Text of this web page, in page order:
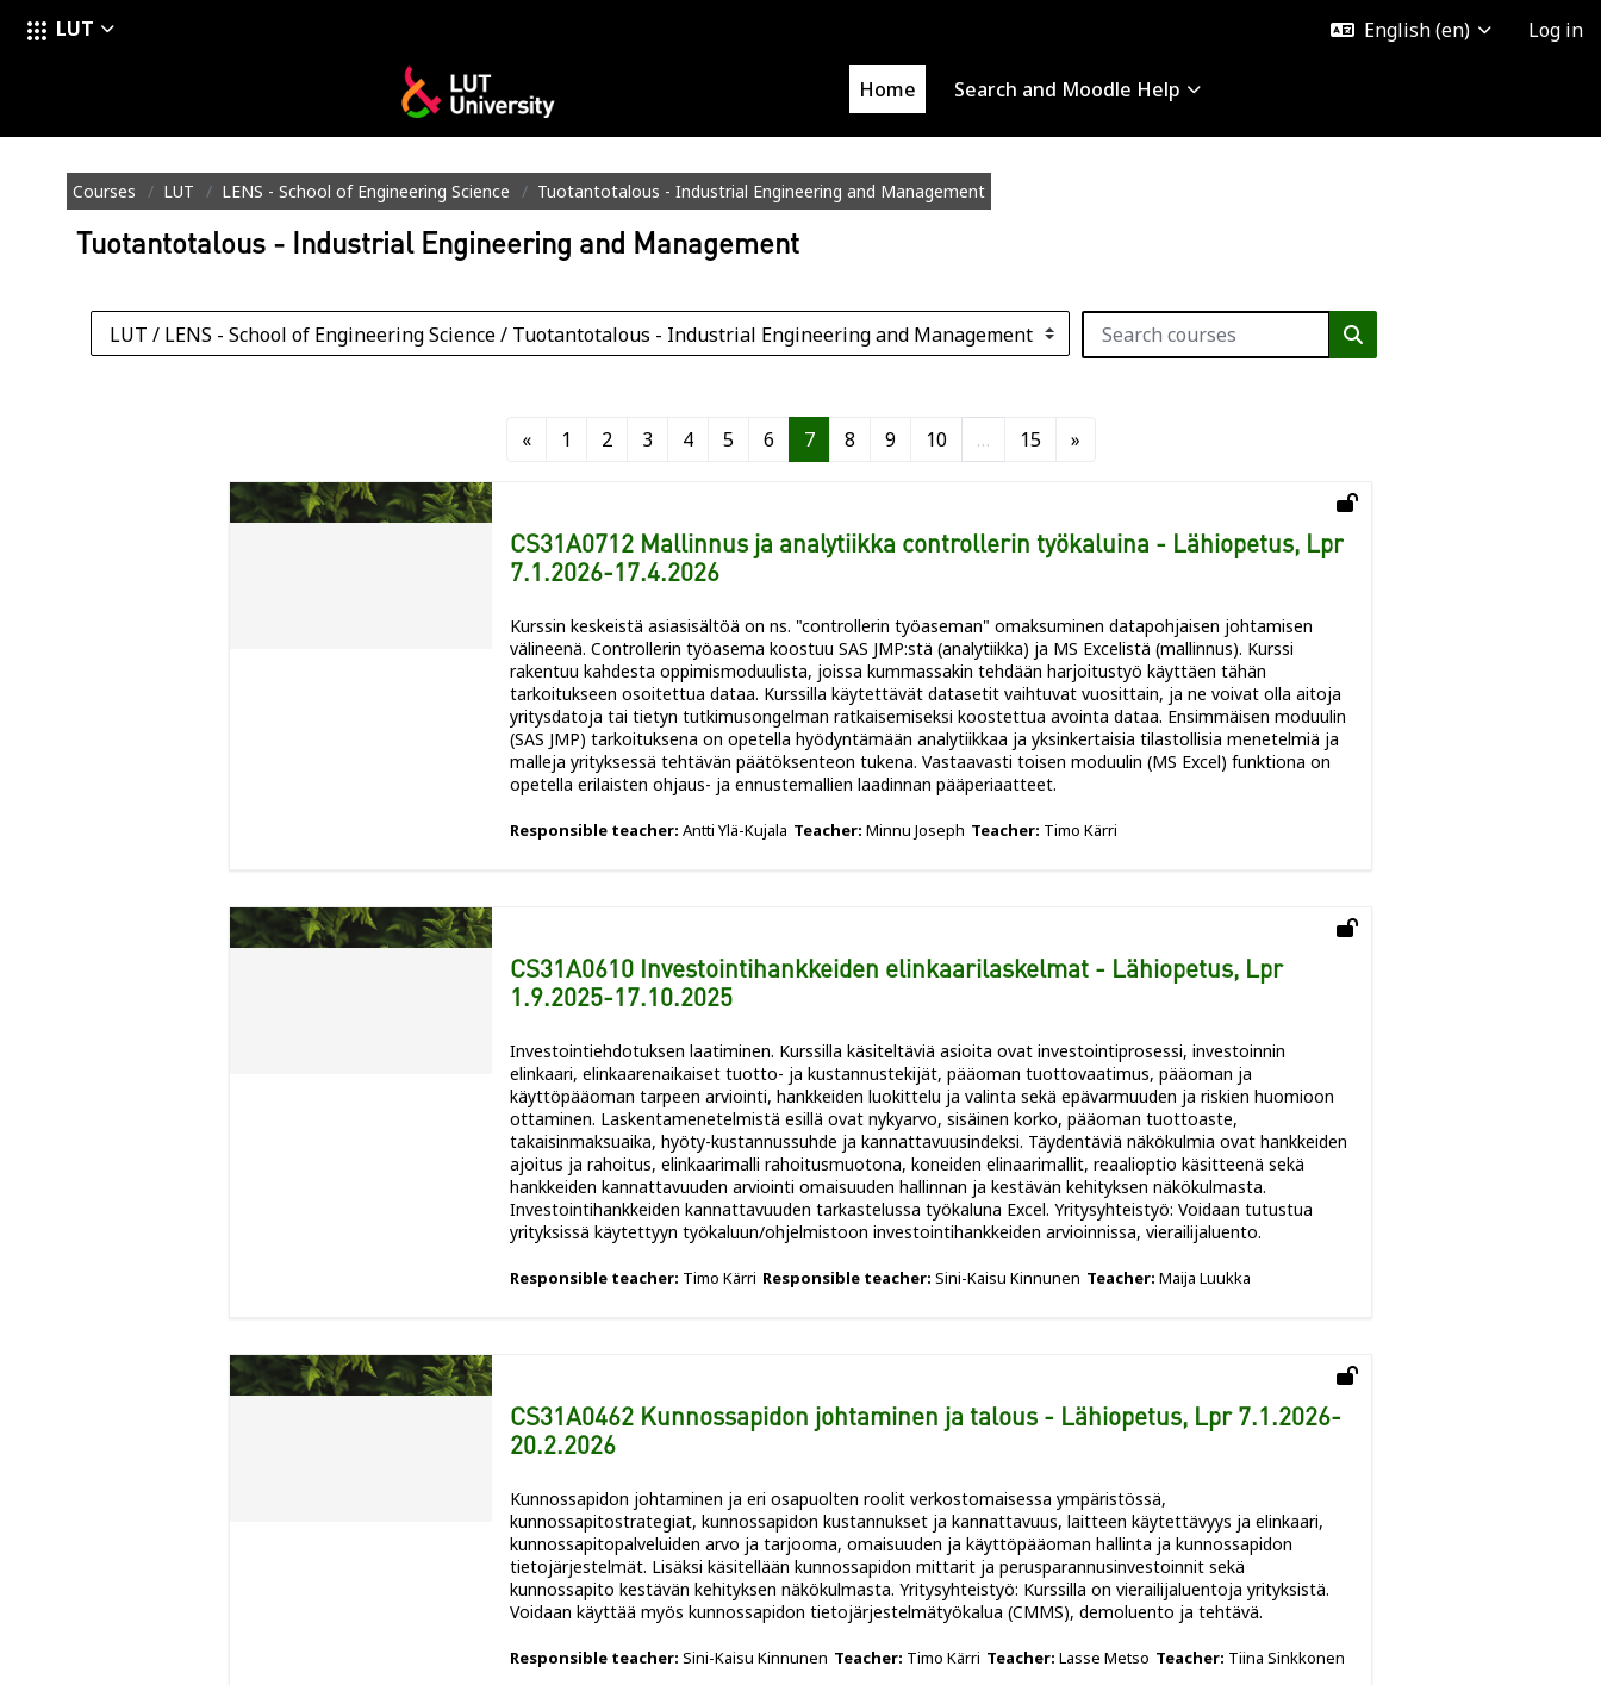
LUT English ‎(en)‎ Log in
Home Search and Moodle Help
Courses LUT LENS - School of Engineering Science Tuotantotalous - Industrial Engineering and Management
Tuotantotalous - Industrial Engineering and Management
Course categories
Search courses
Search courses
«Previous page
1 Page 1
2Page 2
3Page 3
4Page 4
5Page 5
6Page 6
7Page 7
8Page 8
9Page 9
10Page 10
… 15Page 15
»Next page
CS31A0712 Mallinnus ja analytiikka controllerin työkaluina - Lähiopetus, Lpr
7.1.2026-17.4.2026
Kurssin keskeistä asiasisältöä on ns. "controllerin työaseman" omaksuminen datapohjaisen johtamisen
välineenä. Controllerin työasema koostuu SAS JMP:stä (analytiikka) ja MS Excelistä (mallinnus). Kurssi
rakentuu kahdesta oppimismoduulista, joissa kummassakin tehdään harjoitustyö käyttäen tähän
tarkoitukseen osoitettua dataa. Kurssilla käytettävät datasetit vaihtuvat vuosittain, ja ne voivat olla aitoja
yritysdatoja tai tietyn tutkimusongelman ratkaisemiseksi koostettua avointa dataa. Ensimmäisen moduulin
(SAS JMP) tarkoituksena on opetella hyödyntämään analytiikkaa ja yksinkertaisia tilastollisia menetelmiä ja
malleja yrityksessä tehtävän päätöksenteon tukena. Vastaavasti toisen moduulin (MS Excel) funktiona on
opetella erilaisten ohjaus- ja ennustemallien laadinnan pääperiaatteet.
Responsible teacher: Antti Ylä-Kujala Teacher: Minnu Joseph Teacher: Timo Kärri
CS31A0610 Investointihankkeiden elinkaarilaskelmat - Lähiopetus, Lpr
1.9.2025-17.10.2025
Investointiehdotuksen laatiminen. Kurssilla käsiteltäviä asioita ovat investointiprosessi, investoinnin
elinkaari, elinkaarenaikaiset tuotto- ja kustannustekijät, pääoman tuottovaatimus, pääoman ja
käyttöpääoman tarpeen arviointi, hankkeiden luokittelu ja valinta sekä epävarmuuden ja riskien huomioon
ottaminen. Laskentamenetelmistä esillä ovat nykyarvo, sisäinen korko, pääoman tuottoaste,
takaisinmaksuaika, hyöty-kustannussuhde ja kannattavuusindeksi. Täydentäviä näkökulmia ovat hankkeiden
ajoitus ja rahoitus, elinkaarimalli rahoitusmuotona, koneiden elinaarimallit, reaalioptio käsitteenä sekä
hankkeiden kannattavuuden arviointi omaisuuden hallinnan ja kestävän kehityksen näkökulmasta.
Investointihankkeiden kannattavuuden tarkastelussa työkaluna Excel. Yritysyhteistyö: Voidaan tutustua
yrityksissä käytettyyn työkaluun/ohjelmistoon investointihankkeiden arvioinnissa, vierailijaluento.
Responsible teacher: Timo Kärri Responsible teacher: Sini-Kaisu Kinnunen Teacher: Maija Luukka
CS31A0462 Kunnossapidon johtaminen ja talous - Lähiopetus, Lpr 7.1.2026-
20.2.2026
Kunnossapidon johtaminen ja eri osapuolten roolit verkostomaisessa ympäristössä,
kunnossapitostrategiat, kunnossapidon kustannukset ja kannattavuus, laitteen käytettävyys ja elinkaari,
kunnossapitopalveluiden arvo ja tarjooma, omaisuuden ja käyttöpääoman hallinta ja kunnossapidon
tietojärjestelmät. Lisäksi käsitellään kunnossapidon mittarit ja perusparannusinvestoinnit sekä
kunnossapito kestävän kehityksen näkökulmasta. Yritysyhteistyö: Kurssilla on vierailijaluentoja yrityksistä.
Voidaan käyttää myös kunnossapidon tietojärjestelmätyökalua (CMMS), demoluento ja tehtävä.
Responsible teacher: Sini-Kaisu Kinnunen Teacher: Timo Kärri Teacher: Lasse Metso Teacher: Tiina Sinkkonen